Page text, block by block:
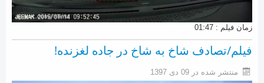
زمان فیلم : 01:47
فیلم/تصادف شاخ به شاخ در جاده لغزنده!
منتشر شده در 09 دی 1397